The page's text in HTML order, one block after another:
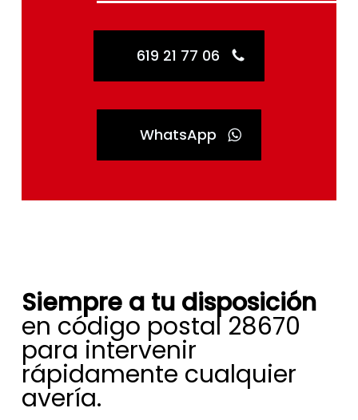
619 21 77 06
WhatsApp
Siempre a tu disposición
en código postal 28670
para intervenir
rápidamente cualquier
avería.